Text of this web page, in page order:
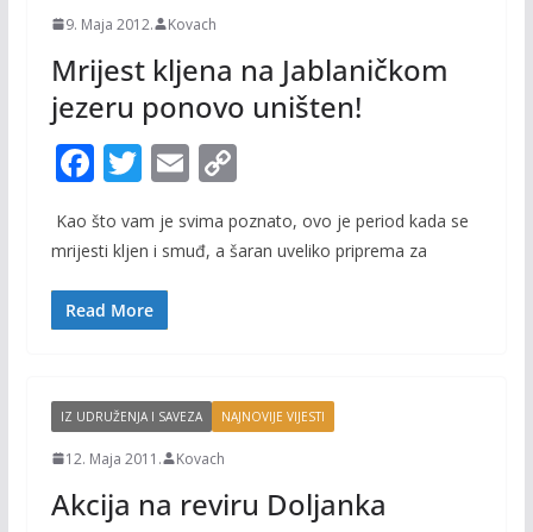
9. Maja 2012. Kovach
Mrijest kljena na Jablaničkom
jezeru ponovo uništen!
F
ac
e
b
o
k
T
itt
er
E
ai
C
p
k
Kao što vam je svima poznato, ovo je period kada se
mrijesti kljen i smuđ, a šaran uveliko priprema za
Read More
IZ UDRUŽENJA I SAVEZA NAJNOVIJE VIJESTI
12. Maja 2011. Kovach
Akcija na reviru Doljanka